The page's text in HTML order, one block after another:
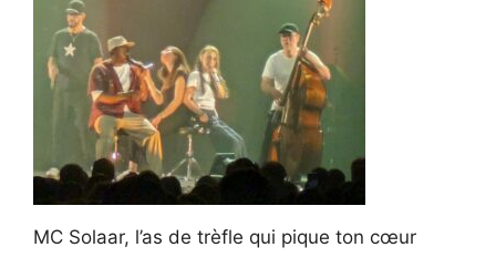
MC Solaar, l’as de trèfle qui pique ton cœur